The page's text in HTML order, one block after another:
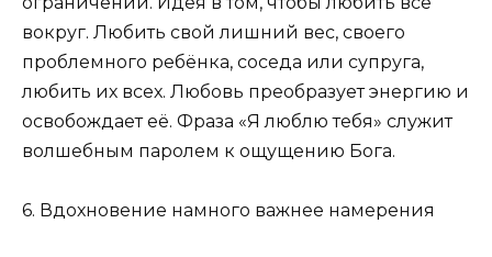
вокруг. Любить свой лишний вес, своего
проблемного ребёнка, соседа или супруга,
любить их всех. Любовь преобразует энергию и
освобождает её. Фраза «Я люблю тебя» служит
волшебным паролем к ощущению Бога.
6. Вдохновение намного важнее намерения